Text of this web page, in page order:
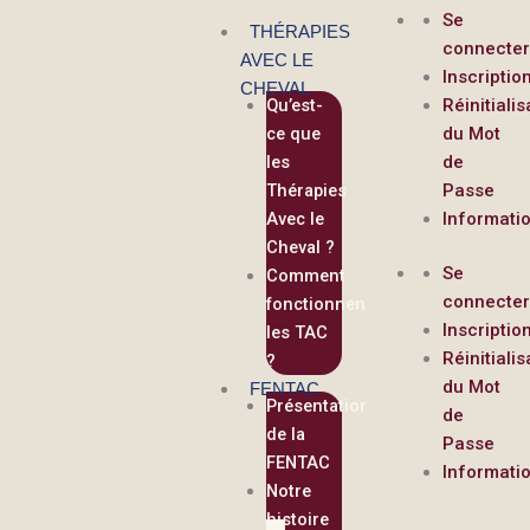
THÉRAPIES
AVEC LE
CHEVAL
Qu’est-
ce que
les
Thérapies
Avec le
Cheval ?
Comment
fonctionnent
les TAC
?
FENTAC
Présentation
de la
FENTAC
Notre
histoire
Se
connecter
du Mot
de
Passe
Se
connecter
du Mot
de
Passe